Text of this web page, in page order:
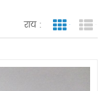
राय : जाली